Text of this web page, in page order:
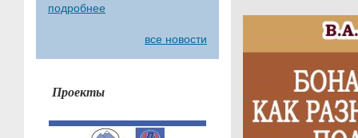
подробнее
все новости
Проекты